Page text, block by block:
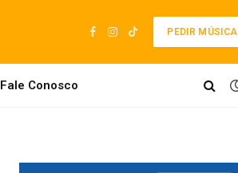
Facebook
Instagram
TikTok
PEDIR MÚSICA
Fale Conosco